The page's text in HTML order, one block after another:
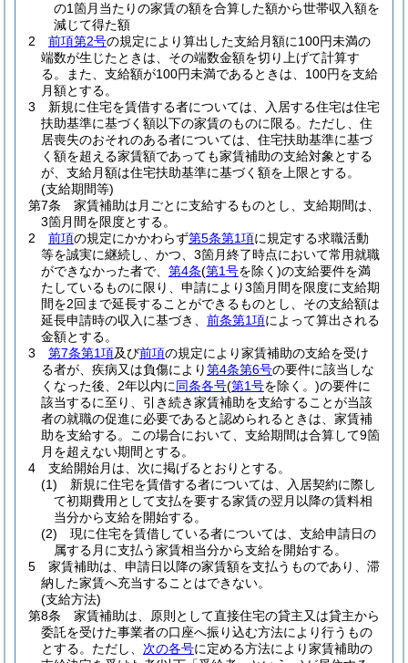
の1箇月当たりの家賃の額を合算した額から世帯収入額を
減じて得た額
2
前項第2号の規定により算出した支給月額に100円未満の
端数が生じたときは、その端数金額を切り上げて計算す
る。
また、支給額が100円未満であるときは、100円を支給
月額とする。
3
新規に住宅を賃借する者については、入居する住宅は住宅
扶助基準に基づく額以下の家賃のものに限る。 ただし、住
居喪失のおそれのある者については、住宅扶助基準に基づ
く額を超える家賃額であっても家賃補助の支給対象とする
が、支給月額は住宅扶助基準に基づく額を上限とする。
(支給期間等)
第7条
家賃補助は月ごとに支給するものとし、支給期間は、
3箇月間を限度とする。
2
前項の規定にかかわらず第5条第1項に規定する求職活動
等を誠実に継続し、かつ、3箇月終了時点において常用就職
ができなかった者で、 第4条(第1号を除く)の支給要件を満
たしているものに限り、申請により3箇月間を限度に支給期
間を2回まで延長することができるものとし、その支給額は
延長申請時の収入に基づき、 前条第1項によって算出される
金額とする。
3
第7条第1項及び前項の規定により家賃補助の支給を受け
る者が、疾病又は負傷により第4条第6号の要件に該当しな
くなった後、2年以内に同条各号(第1号を除く。)の要件に
該当するに至り、引き続き家賃補助を支給することが当該
者の就職の促進に必要であると認められるときは、家賃補
助を支給する。
この場合において、支給期間は合算して9箇
月を超えない期間とする。
4
支給開始月は、次に掲げるとおりとする。
(1)
新規に住宅を賃借する者については、入居契約に際し
て初期費用として支払を要する家賃の翌月以降の賃料相
当分から支給を開始する。
(2)
現に住宅を賃借している者については、支給申請日の
属する月に支払う家賃相当分から支給を開始する。
5
家賃補助は、申請日以降の家賃額を支払うものであり、滞
納した家賃へ充当することはできない。
(支給方法)
第8条
家賃補助は、原則として直接住宅の貸主又は貸主から
委託を受けた事業者の口座へ振り込む方法により行うもの
とする。 ただし、 次の各号に定める方法により家賃補助の